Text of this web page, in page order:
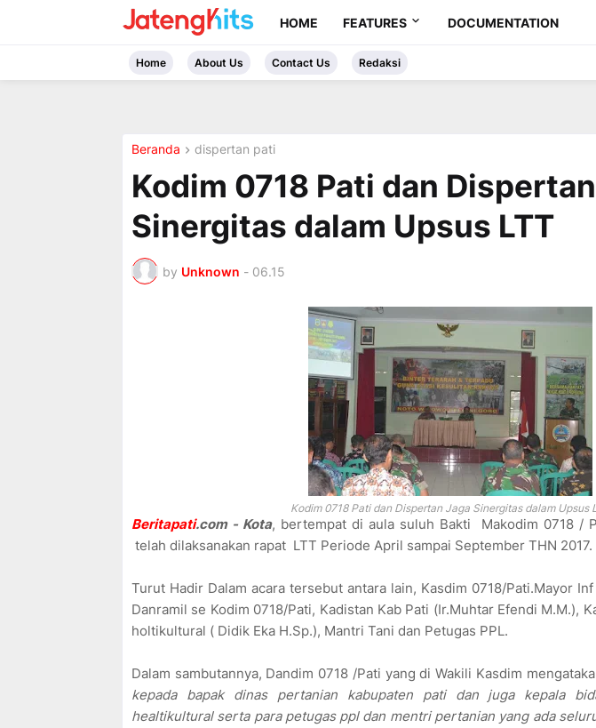
HOME FEATURES DOCUMENTATION
Home About Us Contact Us Redaksi
Beranda dispertan pati
Kodim 0718 Pati dan
Sinergitas dalam Upsus LTT
by Unknown - 06.15
Kodim 0718 Pati dan Dispertan Jaga Sinergitas dalam Upsus
Beritapati.com - Kota, bertempat di aula suluh Bakti Makodim 0718 /
telah dilaksanakan rapat LTT Periode April sampai September THN 2017.
Turut Hadir Dalam acara tersebut antara lain, Kasdim 0718/Pati.Mayor
Danramil se Kodim 0718/Pati, Kadistan Kab Pati (Ir.Muhtar Efendi M.M.),
holtikultural ( Didik Eka H.Sp.), Mantri Tani dan Petugas PPL.
Dalam sambutannya, Dandim 0718 /Pati yang di Wakili Kasdim
kepada bapak dinas pertanian kabupaten pati dan juga kepala
healtikultural serta para petugas ppl dan mentri pertanian yang ada